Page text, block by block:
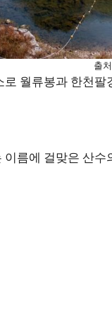
출
월류봉과 한천
이름에 걸맞은 산수